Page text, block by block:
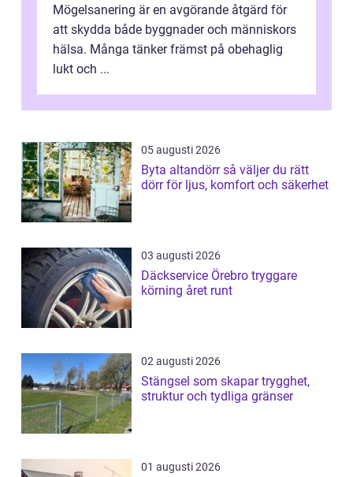
Mögelsanering är en avgörande åtgärd för
att skydda både byggnader och människors
hälsa. Många tänker främst på obehaglig
lukt och ...
05 augusti 2026
Byta altandörr så väljer du rätt
dörr för ljus, komfort och säkerhet
03 augusti 2026
Däckservice Örebro tryggare
körning året runt
02 augusti 2026
Stängsel som skapar trygghet,
struktur och tydliga gränser
01 augusti 2026